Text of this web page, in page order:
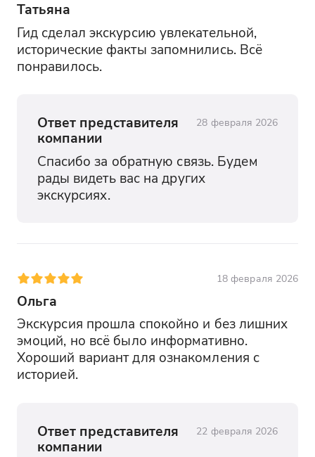
Татьяна
Гид сделал экскурсию увлекательной,
исторические факты запомнились. Всё
понравилось.
Ответ представителя
компании
28 февраля 2026
Спасибо за обратную связь. Будем
рады видеть вас на других
экскурсиях.
18 февраля 2026
Ольга
Экскурсия прошла спокойно и без лишних
эмоций, но всё было информативно.
Хороший вариант для ознакомления с
историей.
Ответ представителя
компании
22 февраля 2026